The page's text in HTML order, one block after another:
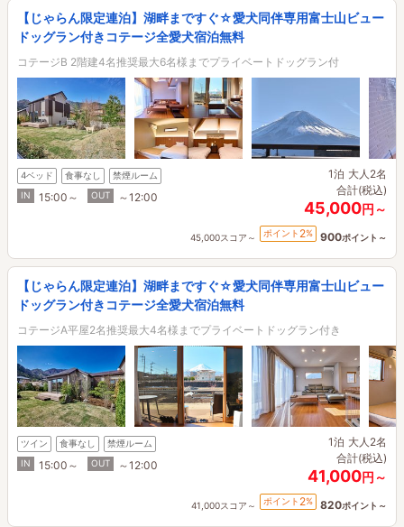
【じゃらん限定連泊】湖畔まですぐ☆愛犬同伴専用富士山ビュー
ドッグラン付きコテージ全愛犬宿泊無料
コテージB 2階建4名推奨最大6名様までプライベートドッグラン付
4ベッド 食事なし
禁煙ルーム
IN
15:00～ OUT ～12:00
1泊 大人2名
合計(税込)
45,000円～
45,000スコア～ ポイント 2% 900ポイント～
【じゃらん限定連泊】湖畔まですぐ☆愛犬同伴専用富士山ビュー
ドッグラン付きコテージ全愛犬宿泊無料
コテージA平屋2名推奨最大4名様までプライベートドッグラン付き
ツイン 食事なし
禁煙ルーム
IN
15:00～ OUT ～12:00
1泊 大人2名
合計(税込)
41,000円～
41,000スコア～ ポイント 2% 820ポイント～